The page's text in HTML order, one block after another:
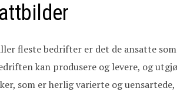
fleste bedrifter er det de ansatte
kan produsere og levere, og
som er herlig varierte og